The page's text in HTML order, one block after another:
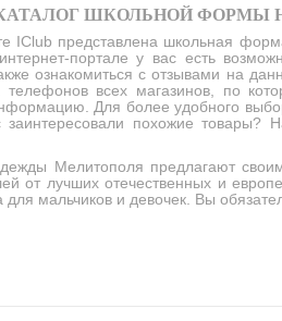
ШКОЛЬНОЙ ФОРМЫ
IClub представлена школьная
портале у вас есть
ознакомиться с отзывами на
всех магазинов, по
Для более удобного
похожие товары?
Мелитополя предлагают
от лучших отечественных и
мальчиков и девочек. Вы